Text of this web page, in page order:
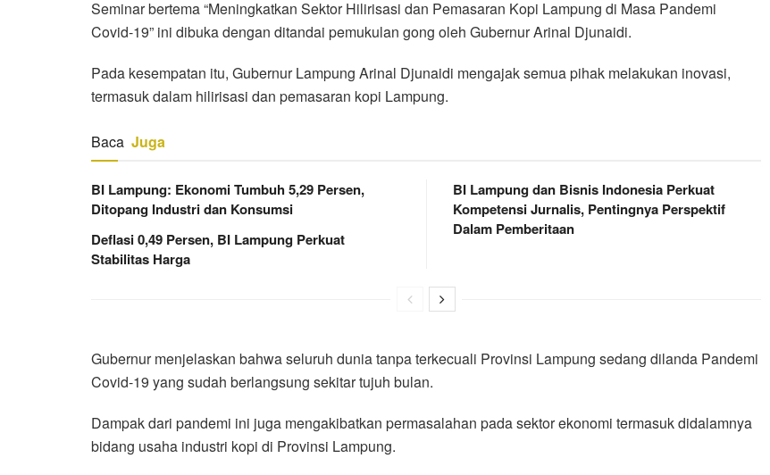
Seminar bertema “Meningkatkan Sektor Hilirisasi dan Pemasaran Kopi Lampung di Masa Pandemi
Covid-19” ini dibuka dengan ditandai pemukulan gong oleh Gubernur Arinal Djunaidi.
Pada kesempatan itu, Gubernur Lampung Arinal Djunaidi mengajak semua pihak melakukan inovasi,
termasuk dalam hilirisasi dan pemasaran kopi Lampung.
Baca Juga
BI Lampung: Ekonomi Tumbuh 5,29 Persen,
Ditopang Industri dan Konsumsi
Deflasi 0,49 Persen, BI Lampung Perkuat
Stabilitas Harga
BI Lampung dan Bisnis Indonesia Perkuat
Kompetensi Jurnalis, Pentingnya Perspektif
Dalam Pemberitaan
Gubernur menjelaskan bahwa seluruh dunia tanpa terkecuali Provinsi Lampung sedang dilanda Pandemi
Covid-19 yang sudah berlangsung sekitar tujuh bulan.
Dampak dari pandemi ini juga mengakibatkan permasalahan pada sektor ekonomi termasuk didalamnya
bidang usaha industri kopi di Provinsi Lampung.